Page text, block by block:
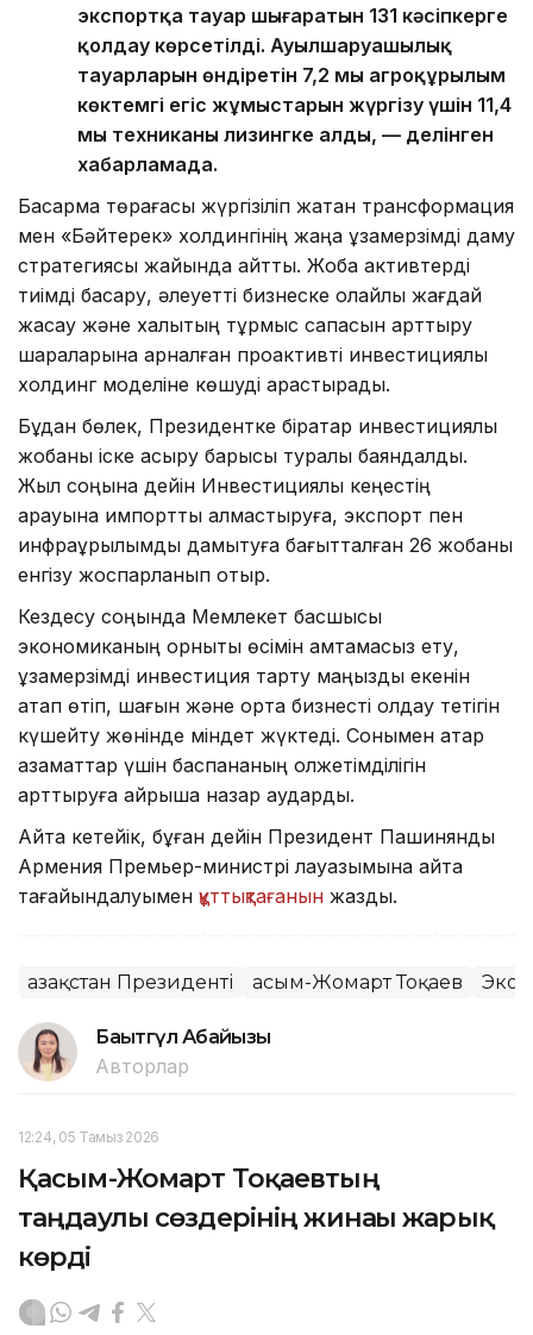
экспортқа тауар шығаратын 131 кәсіпкерге
қолдау көрсетілді. Ауылшаруашылық
тауарларын өндіретін 7,2 мың агроқұрылым
көктемгі егіс жұмыстарын жүргізу үшін 11,4
мың техниканы лизингке алды, — делінген
хабарламада.
Басқарма төрағасы жүргізіліп жатқан трансформация
мен «Бәйтерек» холдингінің жаңа ұзақмерзімді даму
стратегиясы жайында айтты. Жоба активтерді
тиімді басқару, әлеуетті бизнеске қолайлы жағдай
жасау және халықтың тұрмыс сапасын арттыру
шараларына арналған проактивті инвестициялық
холдинг моделіне көшуді қарастырады.
Бұдан бөлек, Президентке бірқатар инвестициялық
жобаны іске асыру барысы туралы баяндалды.
Жыл соңына дейін Инвестициялық кеңестің
қарауына импортты алмастыруға, экспорт пен
инфрақұрылымды дамытуға бағытталған 26 жобаны
енгізу жоспарланып отыр.
Кездесу соңында Мемлекет басшысы
экономиканың орнықты өсімін қамтамасыз ету,
ұзақмерзімді инвестиция тарту маңызды екенін
атап өтіп, шағын және орта бизнесті қолдау тетігін
күшейту жөнінде міндет жүктеді. Сонымен қатар
азаматтар үшін баспананың қолжетімділігін
арттыруға айрықша назар аударды.
Айта кетейік, бұған дейін Президент Пашинянды
Армения Премьер-министрі лауазымына қайта
тағайындалуымен құттықтағанын жаздық.
Қазақстан Президенті Қасым-Жомарт Тоқаев
Бақытгүл Абайқызы
Авторлар
12:24, 05 Тамыз 2026
Қасым-Жомарт Тоқаевтың
таңдаулы сөздерінің жинағы жарық
көрді